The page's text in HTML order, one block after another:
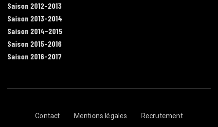
Saison 2012-2013
Saison 2013-2014
Saison 2014-2015
Saison 2015-2016
Saison 2016-2017
Contact Mentions légales
Recrutement